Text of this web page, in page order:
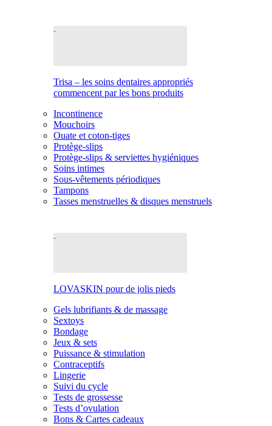
Trisa – les soins dentaires appropriés
commencent par les bons produits
Incontinence
Mouchoirs
Ouate et coton-tiges
Protège-slips
Protège-slips & serviettes hygiéniques
Soins intimes
Sous-vêtements périodiques
Tampons
Tasses menstruelles & disques menstruels
LOVASKIN pour de jolis pieds
Gels lubrifiants & de massage
Sextoys
Bondage
Jeux & sets
Puissance & stimulation
Contraceptifs
Lingerie
Suivi du cycle
Tests de grossesse
Tests d’ovulation
Bons & Cartes cadeaux